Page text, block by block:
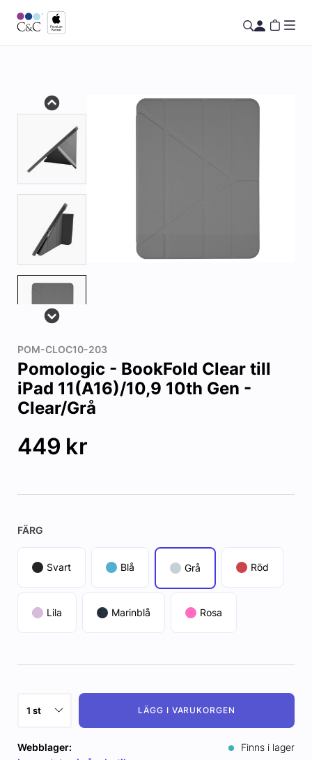
POM-CLOC10-203
Pomologic - BookFold Clear till
iPad 11(A16)/10,9 10th Gen -
Clear/Grå
449 kr
FÄRG
Svart Blå Grå Röd
Lila Marinblå Rosa
LÄGG I VARUKORGEN
Webblager:
Finns i lager